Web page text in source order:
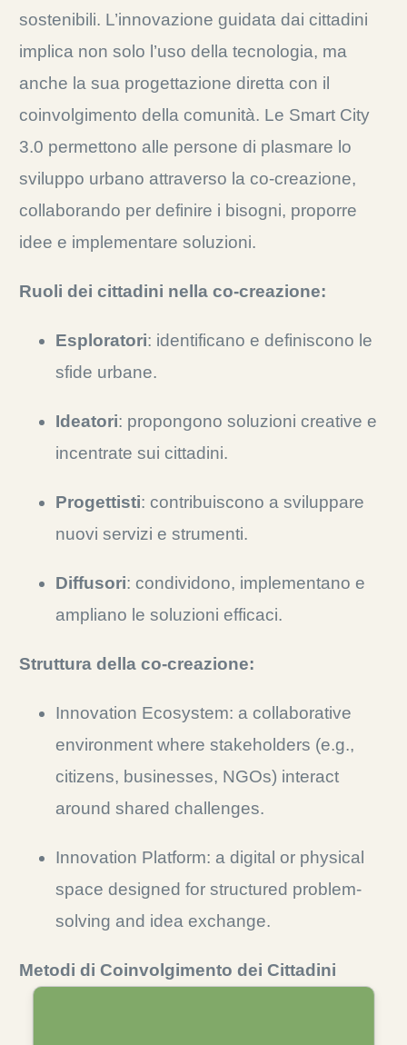
sostenibili. L’innovazione guidata dai cittadini
implica non solo l’uso della tecnologia, ma
anche la sua progettazione diretta con il
coinvolgimento della comunità. Le Smart City
3.0 permettono alle persone di plasmare lo
sviluppo urbano attraverso la co-creazione,
collaborando per definire i bisogni, proporre
idee e implementare soluzioni.
Ruoli dei cittadini nella co-creazione:
Esploratori: identificano e definiscono le
sfide urbane.
Ideatori: propongono soluzioni creative e
incentrate sui cittadini.
Progettisti: contribuiscono a sviluppare
nuovi servizi e strumenti.
Diffusori: condividono, implementano e
ampliano le soluzioni efficaci.
Struttura della co-creazione:
Innovation Ecosystem: a collaborative
environment where stakeholders (e.g.,
citizens, businesses, NGOs) interact
around shared challenges.
Innovation Platform: a digital or physical
space designed for structured problem-
solving and idea exchange.
Metodi di Coinvolgimento dei Cittadini